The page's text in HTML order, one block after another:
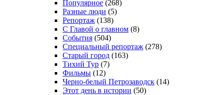
Популярное (268)
Разные люди (5)
Репортаж (138)
С Главой о главном (8)
События (504)
Специальный репортаж (278)
Старый город (163)
Тихий Тур (7)
Фильмы (12)
Черно-белый Петрозаводск (14)
Этот день в истории (50)